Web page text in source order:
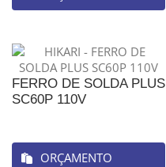
FERRO DE SOLDA PLUS
SC60P 110V
ORÇAMENTO